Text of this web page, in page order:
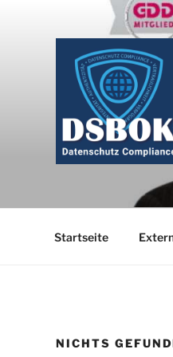
Startseite
NICHTS